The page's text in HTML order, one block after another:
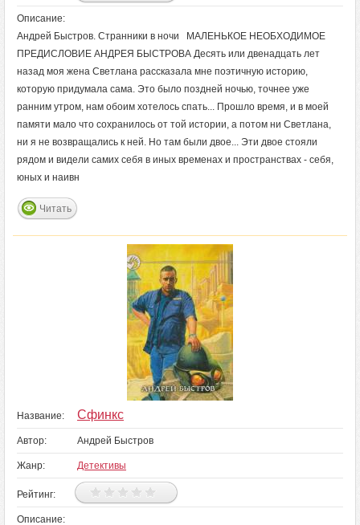
Описание:
Андрей Быстров. Странники в ночи МАЛЕНЬКОЕ НЕОБХОДИМОЕ
ПРЕДИСЛОВИЕ АНДРЕЯ БЫСТРОВА Десять или двенадцать лет
назад моя жена Светлана рассказала мне поэтичную историю,
которую придумала сама. Это было поздней ночью, точнее уже
ранним утром, нам обоим хотелось спать... Прошло время, и в моей
памяти мало что сохранилось от той истории, а потом ни Светлана,
ни я не возвращались к ней. Но там были двое... Эти двое стояли
рядом и видели самих себя в иных временах и пространствах - себя,
юных и наивн
Читать
Название: Сфинкс
Автор: Андрей Быстров
Жанр: Детективы
Рейтинг:
Описание: